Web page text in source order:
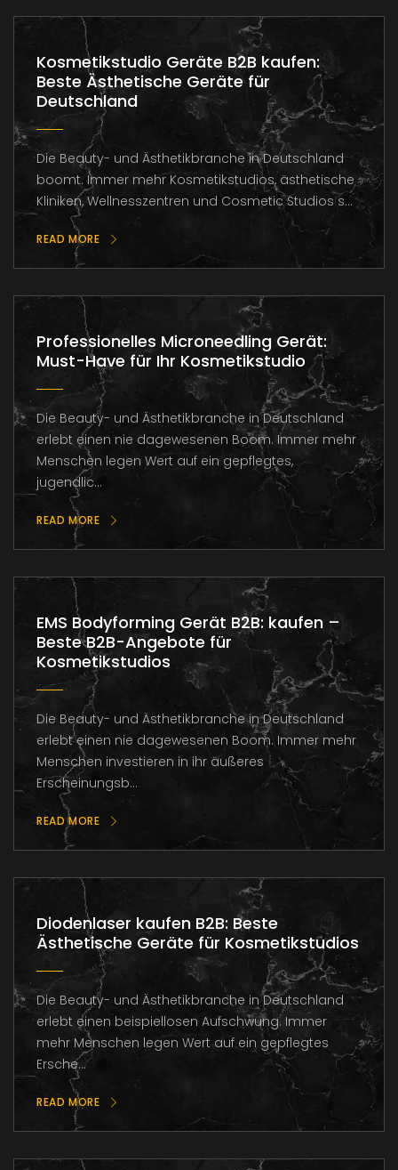
Kosmetikstudio Geräte B2B kaufen:
Beste Ästhetische Geräte für
Deutschland
Die Beauty- und Ästhetikbranche in Deutschland
boomt. Immer mehr Kosmetikstudios, ästhetische
Kliniken, Wellnesszentren und Cosmetic Studios s...
READ MORE
Professionelles Microneedling Gerät:
Must-Have für Ihr Kosmetikstudio
Die Beauty- und Ästhetikbranche in Deutschland
erlebt einen nie dagewesenen Boom. Immer mehr
Menschen legen Wert auf ein gepflegtes,
jugendlic...
READ MORE
EMS Bodyforming Gerät B2B: kaufen –
Beste B2B-Angebote für
Kosmetikstudios
Die Beauty- und Ästhetikbranche in Deutschland
erlebt einen nie dagewesenen Boom. Immer mehr
Menschen investieren in ihr äußeres
Erscheinungsb...
READ MORE
Diodenlaser kaufen B2B: Beste
Ästhetische Geräte für Kosmetikstudios
Die Beauty- und Ästhetikbranche in Deutschland
erlebt einen beispiellosen Aufschwung. Immer
mehr Menschen legen Wert auf ein gepflegtes
Ersche...
READ MORE